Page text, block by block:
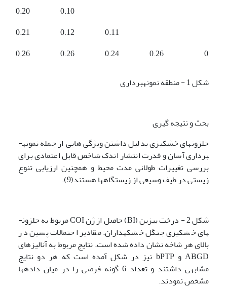
0.10
0.20
0.11
0.12
0.21
0
0.26
0.24
0.26
0.26
شکل 1 - منطقه نمونه­برداری
بحث و نتیجه گیری
حلزون­های خشکی­زی بدلیل داشتن ویژگی هایی از جمله نمونه­
برداری آسان و قدرت انتشار اندک شاخص قابل اعتمادی برای
بررسی تغییرات طولانی مدت محیط و همچنین ارزیابی تنوع
زیستی در طیف وسیعی از زیستگاه‍ها هستند(9).
شکل 2 - درخت بیزین (BI) حاصل از ژن COI مربوط به حلزون­
های خشکی­زی جنگل خشکه­داران. مقادیر احتمالات پسین در
بالای هر شاخه نشان داده شده است. نتایج مربوط به آنالیزهای
ABGD‌ و bPTP‌ نیز در شکل آمده است که هر دو نتایج
مشابهی داشتند و تعداد 6 گونه فرضی را در میان داده­ها
مشخص نمودند.